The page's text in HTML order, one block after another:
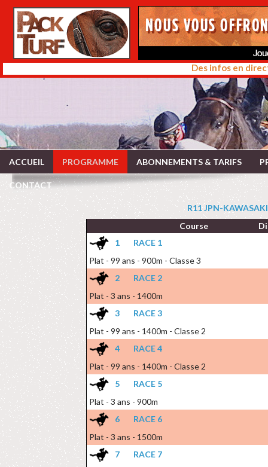
Des infos en
ACCUEIL PROGRAMME ABONNEMENTS & TARIFS
CONTACT
R11 JPN-
Course
1
RACE 1
Plat - 99 ans - 900m - Classe 3
2
RACE 2
Plat - 3 ans - 1400m
3
RACE 3
Plat - 99 ans - 1400m - Classe 2
4
RACE 4
Plat - 99 ans - 1400m - Classe 2
5
RACE 5
Plat - 3 ans - 900m
6
RACE 6
Plat - 3 ans - 1500m
7
RACE 7